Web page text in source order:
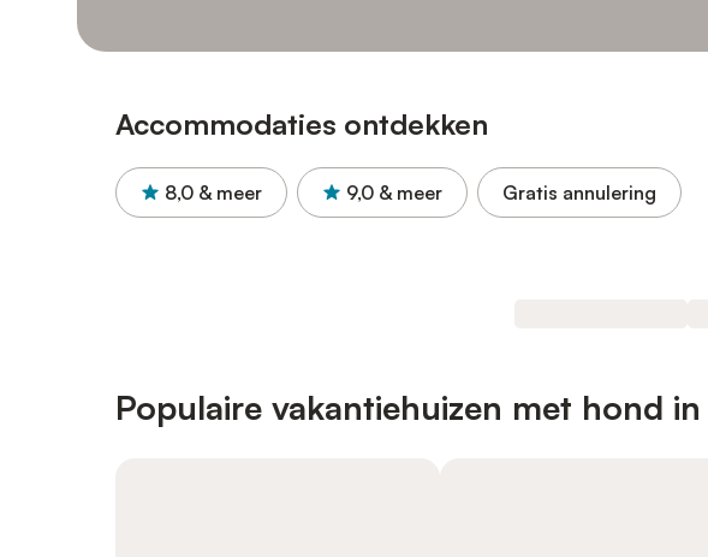
Accommodaties ontdekken
8,0 & meer 9,0 & meer Gratis annulering
Populaire vakantiehuizen met hond in